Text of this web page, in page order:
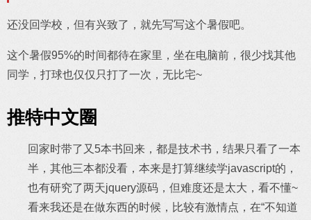
还没回学校，但有兴致了，就先写写这个暑假吧。
这个暑假95%的时间都待在家里，坐在电脑前，很少找其他
同学，打球也仅仅只打了一次，无比宅~
推特中文圈
回家时带了又5本书回来，都是技术书，结果只看了一本
半，其他三本都没看，本来是打算继续学javascript的，
也有研究了两天jquery源码，但难度还是太大，看不懂~
看来我还是在做东西的时候，比较有激情点，在“不知道